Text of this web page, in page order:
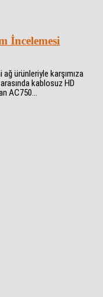
İncelemesi
ürünleriyle karşımıza
kablosuz HD
AC750...